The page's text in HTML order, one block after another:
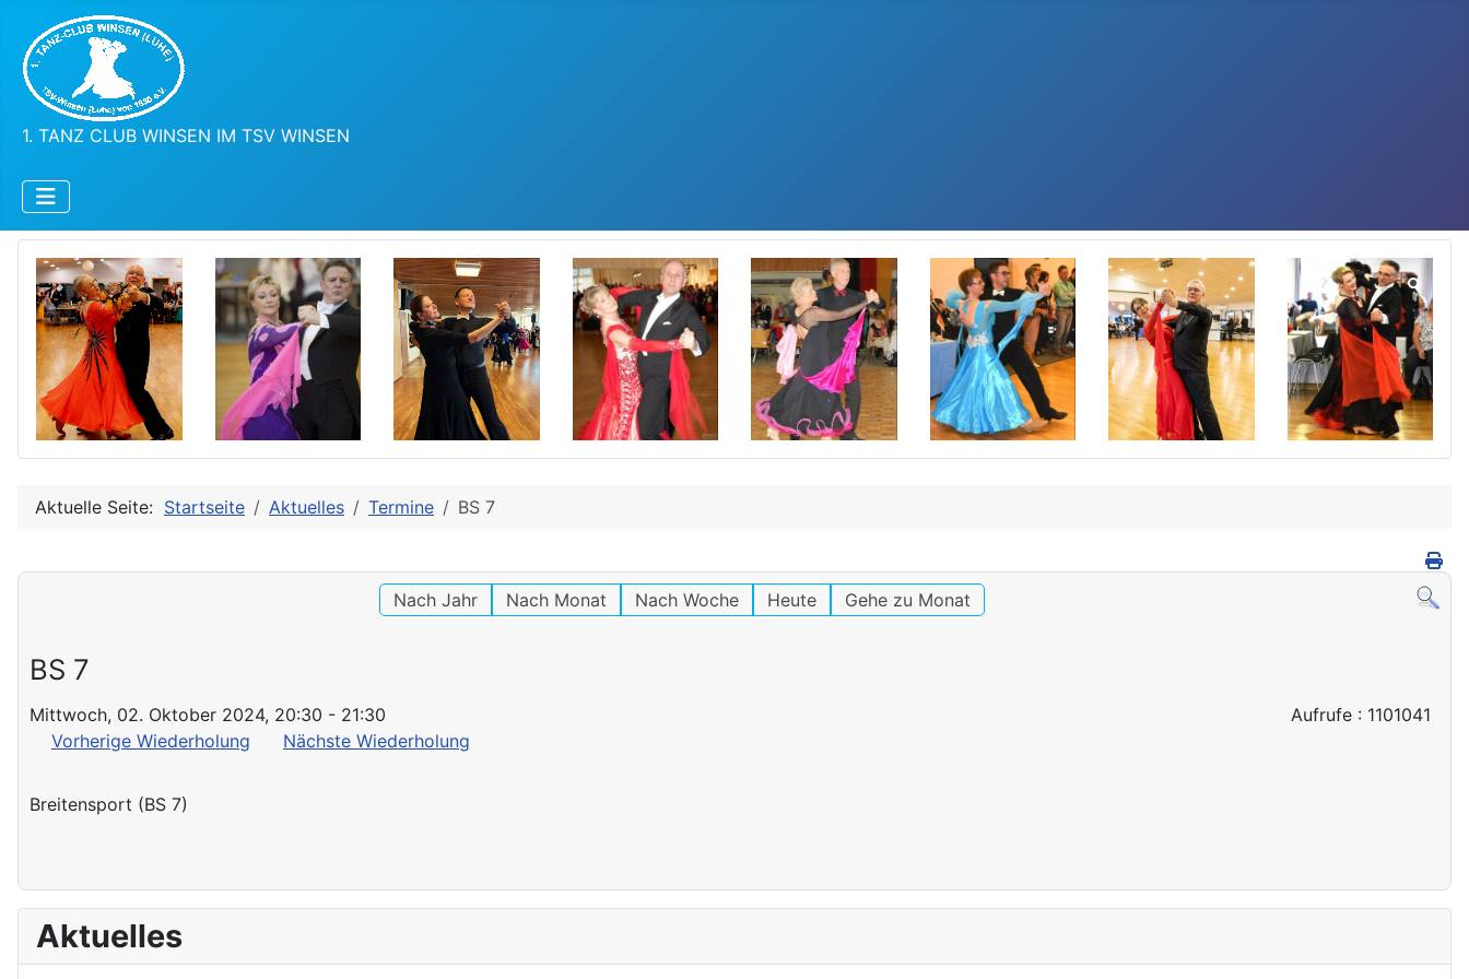
1. TANZ CLUB WINSEN IM TSV WINSEN
Aktuelle Seite: Startseite Aktuelles Termine BS 7
Nach Jahr Nach Monat Nach Woche Heute Gehe zu Monat
BS 7
Mittwoch, 02. Oktober 2024, 20:30 - 21:30
Vorherige Wiederholung
Nächste Wiederholung
Aufrufe : 1101041
Breitensport (BS 7)
Aktuelles